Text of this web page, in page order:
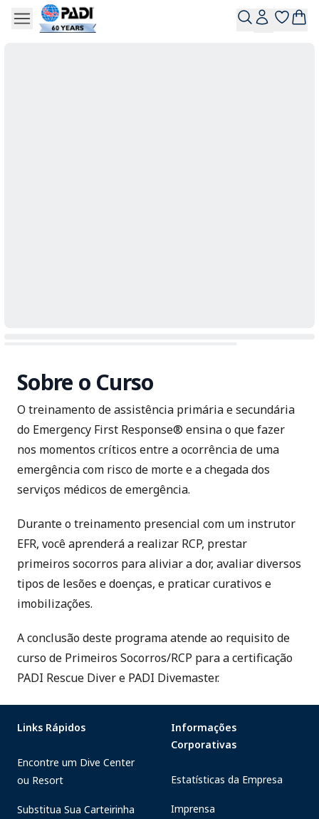
Sobre o Curso
O treinamento de assistência primária e secundária
do Emergency First Response® ensina o que fazer
nos momentos críticos entre a ocorrência de uma
emergência com risco de morte e a chegada dos
serviços médicos de emergência.
Durante o treinamento presencial com um instrutor
EFR, você aprenderá a realizar RCP, prestar
primeiros socorros para aliviar a dor, avaliar diversos
tipos de lesões e doenças, e praticar curativos e
imobilizações.
A conclusão deste programa atende ao requisito de
curso de Primeiros Socorros/RCP para a certificação
PADI Rescue Diver e PADI Divemaster.
Links Rápidos
Encontre um Dive Center
ou Resort
Substitua Sua Carteirinha
Informações
Corporativas
Estatísticas da Empresa
Imprensa